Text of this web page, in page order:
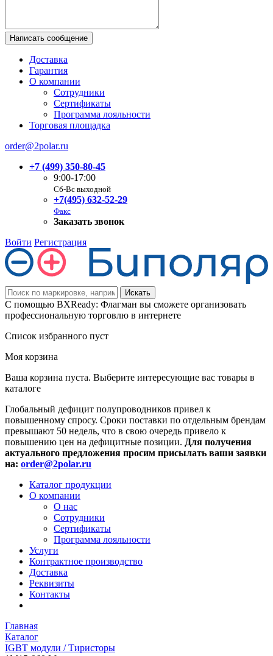
Написать сообщение
Доставка
Гарантия
О компании
Сотрудники
Сертификаты
Программа лояльности
Торговая площадка
order@2polar.ru
+7 (499) 350-80-45
9:00-17:00
Сб-Вс выходной
+7(495) 632-52-29
Факс
Заказать звонок
Войти Регистрация
С помощью BXReady: Флагман вы сможете организовать
профессиональную торговлю в интернете
Список избранного пуст
Моя корзина
Ваша корзина пуста. Выберите интересующие вас товары в
каталоге
Глобальный дефицит полупроводников привел к
повышенному спросу. Сроки поставки по отдельным брендам
превышают 50 недель, что в свою очередь привело к
повышению цен на дефицитные позиции. Для получения
актуального предложения просим присылать ваши заявки
на: order@2polar.ru
Каталог продукции
О компании
О нас
Сотрудники
Сертификаты
Программа лояльности
Услуги
Контрактное производство
Доставка
Реквизиты
Контакты
Главная
Каталог
IGBT модули / Тиристоры